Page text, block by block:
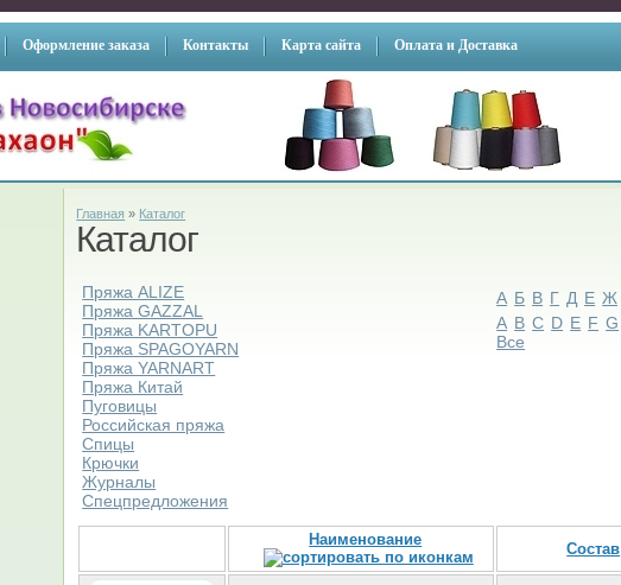
Оформление заказа Контакты Карта сайта Оплата и Доставка
Главная » Каталог
Каталог
Пряжа ALIZE
Пряжа GAZZAL
Пряжа KARTOPU
Пряжа SPAGOYARN
Пряжа YARNART
Пряжа Китай
Пуговицы
Российская пряжа
Спицы
Крючки
Журналы
Спецпредложения
А Б В Г Д Е Ж
A B C D E F G
Все
Наименование
Состав